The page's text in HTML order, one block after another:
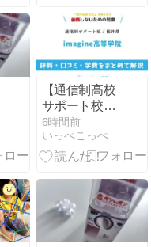
【通信制高校
サポート校】
imagine高等学
院の評判は？
学費・福井の
6時間前
いっぺこっぺ